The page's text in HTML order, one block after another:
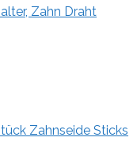
Zahn Draht
Zahnseide Sticks